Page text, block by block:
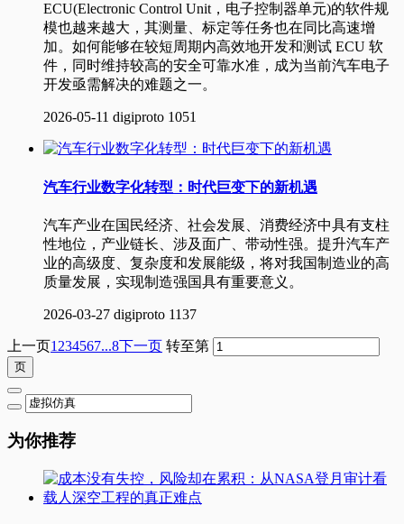
ECU(Electronic Control Unit，电子控制器单元)的软件规
模也越来越大，其测量、标定等任务也在同比高速增
加。如何能够在较短周期内高效地开发和测试 ECU 软
件，同时维持较高的安全可靠水准，成为当前汽车电子
开发亟需解决的难题之一。
2026-05-11 digiproto 1051
汽车行业数字化转型：时代巨变下的新机遇
汽车产业在国民经济、社会发展、消费经济中具有支柱
性地位，产业链长、涉及面广、带动性强。提升汽车产
业的高级度、复杂度和发展能级，将对我国制造业的高
质量发展，实现制造强国具有重要意义。
2026-03-27 digiproto 1137
上一页1 234567...8下一页 转至第
为你推荐